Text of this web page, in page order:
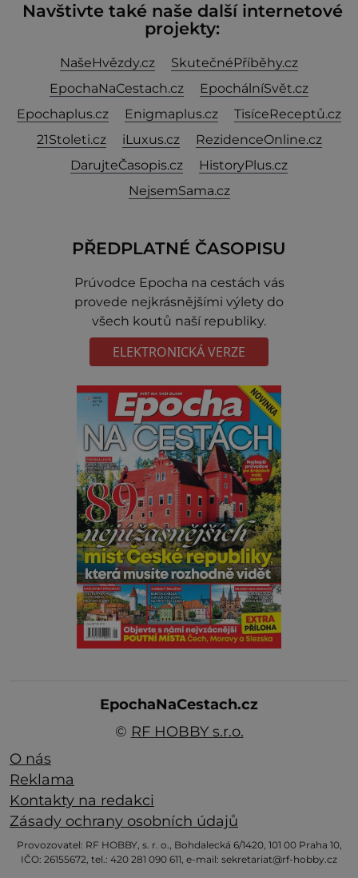
Navštivte také naše další internetové
projekty:
NašeHvězdy.cz
SkutečnéPříběhy.cz
EpochaNaCestach.cz
EpochálníSvět.cz
Epochaplus.cz
Enigmaplus.cz
TisíceReceptů.cz
21Stoleti.cz
iLuxus.cz
RezidenceOnline.cz
DarujteČasopis.cz
HistoryPlus.cz
NejsemSama.cz
PŘEDPLATNÉ ČASOPISU
Prúvodce Epocha na cestách vás
provede nejkrásnějšími výlety do
všech koutů naší republiky.
ELEKTRONICKÁ VERZE
EpochaNaCestach.cz
© RF HOBBY s.r.o.
O nás
Reklama
Kontakty na redakci
Zásady ochrany osobních údajů
Provozovatel: RF HOBBY, s. r. o., Bohdalecká 6/1420, 101 00 Praha 10,
IČO: 26155672, tel.: 420 281 090 611, e-mail: sekretariat@rf-hobby.cz